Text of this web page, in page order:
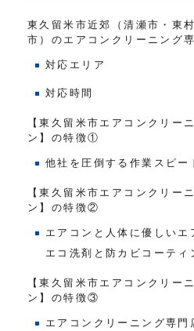
東久留米市近郊（清瀬市・東
市）のエアコンクリーニング
対応エリア
対応時間
【東久留米市エアコンクリー
ン】の特徴①
他社を圧倒する作業スピー
【東久留米市エアコンクリー
ン】の特徴②
エアコンと人体に優しいエ
エコ洗剤と防カビコーティ
【東久留米市エアコンクリー
ン】の特徴③
エアコンクリーニング専